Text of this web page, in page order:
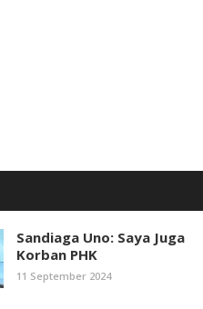
Sandiaga Uno: Saya Juga
Korban PHK
11 September 2024